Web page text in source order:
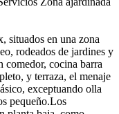
situados en una zona
rodeados de jardines y
comedor, cocina barra
y terraza, el menaje
exceptuando olla
pequeño.Los